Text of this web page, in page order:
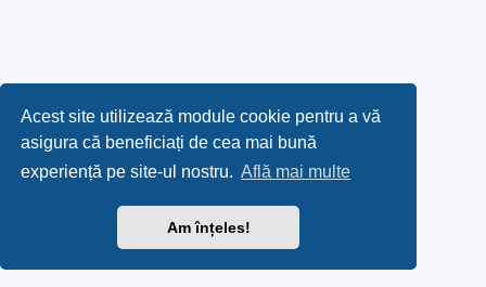
Acest site utilizează module cookie pentru a vă
asigura că beneficiați de cea mai bună
experiență pe site-ul nostru. Află mai multe
Am înțeles!